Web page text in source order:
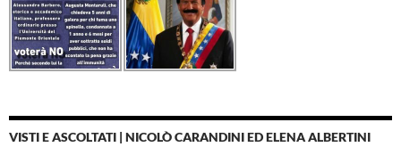
VISTI E ASCOLTATI | NICOLÒ CARANDINI ED ELENA ALBERTINI